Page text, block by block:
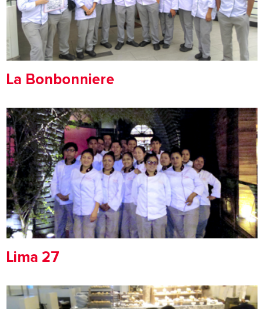
La Bonbonniere
Lima 27